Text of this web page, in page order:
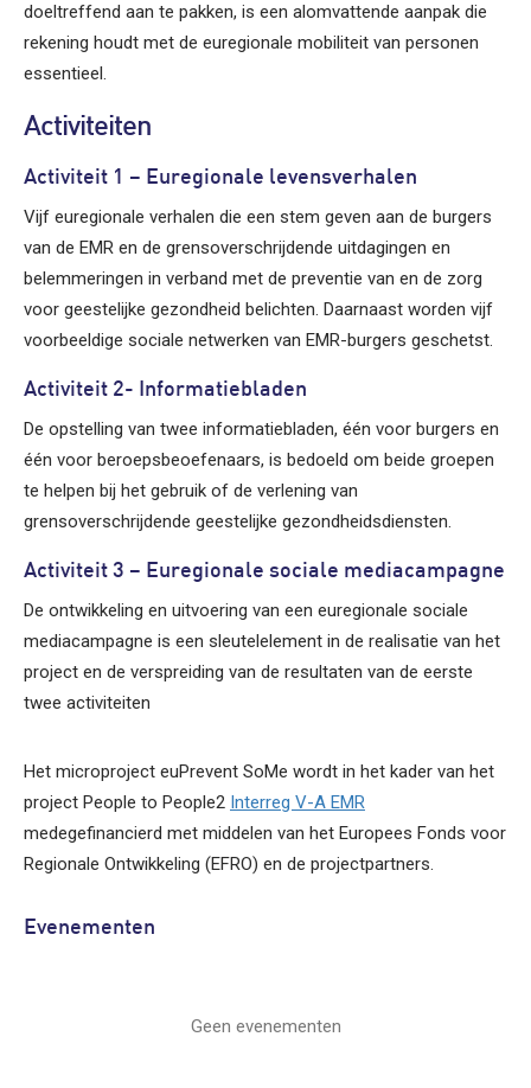
doeltreffend aan te pakken, is een alomvattende aanpak die
rekening houdt met de euregionale mobiliteit van personen
essentieel.
Activiteiten
Activiteit 1 – Euregionale levensverhalen
Vijf euregionale verhalen die een stem geven aan de burgers
van de EMR en de grensoverschrijdende uitdagingen en
belemmeringen in verband met de preventie van en de zorg
voor geestelijke gezondheid belichten. Daarnaast worden vijf
voorbeeldige sociale netwerken van EMR-burgers geschetst.
Activiteit 2- Informatiebladen
De opstelling van twee informatiebladen, één voor burgers en
één voor beroepsbeoefenaars, is bedoeld om beide groepen
te helpen bij het gebruik of de verlening van
grensoverschrijdende geestelijke gezondheidsdiensten.
Activiteit 3 – Euregionale sociale mediacampagne
De ontwikkeling en uitvoering van een euregionale sociale
mediacampagne is een sleutelelement in de realisatie van het
project en de verspreiding van de resultaten van de eerste
twee activiteiten
Het microproject euPrevent SoMe wordt in het kader van het
project People to People2 Interreg V-A EMR
medegefinancierd met middelen van het Europees Fonds voor
Regionale Ontwikkeling (EFRO) en de projectpartners.
Evenementen
Geen evenementen